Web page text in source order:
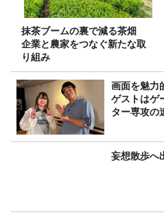
抹茶ブームの裏で減る茶畑
企業と農家をつなぐ新たな取
り組み
画面を魅力
ゲストはゲ
ター専攻の
妄想散歩へ